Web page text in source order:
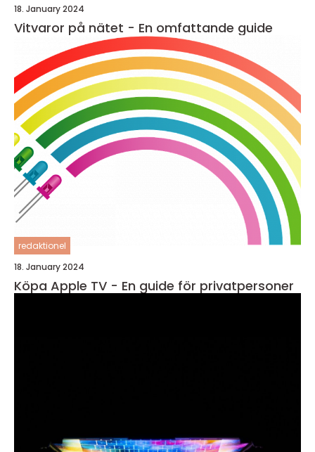
18. January 2024
Vitvaror på nätet - En omfattande guide
redaktionel
18. January 2024
Köpa Apple TV - En guide för privatpersoner